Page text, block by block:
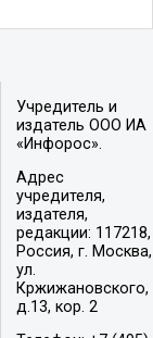
Учредитель и
издатель ООО ИА
«Инфорос».
Адрес
учредителя,
издателя,
редакции: 117218,
Россия, г. Москва,
ул.
Кржижановского,
д.13, кор. 2